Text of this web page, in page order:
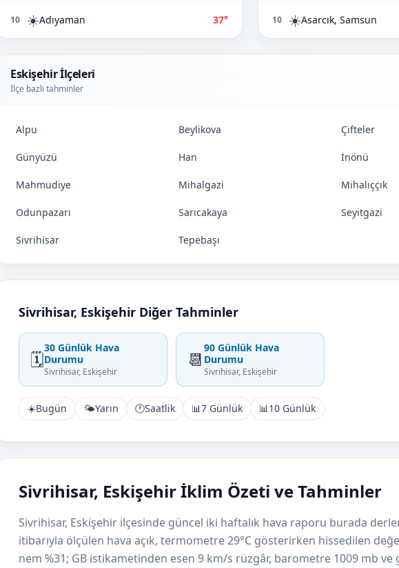
10 ☀️Adıyaman 37° 10 ☀️Asarcık, Samsun
Eskişehir İlçeleri
İlçe bazlı tahminler
Alpu Beylikova Çifteler
Günyüzü Han İnönü
Mahmudiye Mihalgazi Mihalıççık
Odunpazarı Sarıcakaya Seyitgazi
Sivrihisar Tepebaşı
Sivrihisar, Eskişehir Diğer Tahminler
🗓️
30 Günlük Hava
Durumu
Sivrihisar, Eskişehir
📆
90 Günlük Hava
Durumu
Sivrihisar, Eskişehir
☀️Bugün 🌤️Yarın 🕐Saatlik 📊7 Günlük 📊10 Günlük
Sivrihisar, Eskişehir İklim Özeti ve Tahminler
Sivrihisar, Eskişehir ilçesinde güncel iki haftalık hava raporu burada
itibarıyla ölçülen hava açık, termometre 29°C gösterirken hissedilen
nem %31; GB istikametinden esen 9 km/s rüzgâr, barometre 1009 mb ve